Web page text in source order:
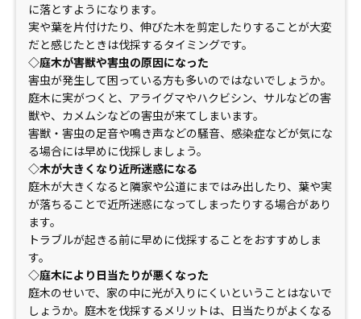
に落とすようになります。
実や葉を片付けたり、伸びた木を剪定したりすることが大変
だと感じたときは伐採するタイミングです。
◇庭木が害獣や害虫の原因になった
害虫が発生して困っている方も多いのではないでしょうか。
庭木に実がつくと、アライグマやハクビシン、サルなどの害
獣や、カメムシなどの害虫が来てしまいます。
害獣・害虫の足音や鳴き声などの騒音、感染症などが気にな
る場合には早めに伐採しましょう。
◇木が大きくなり近所迷惑になる
庭木が大きくなると隣家や公道にまではみ出したり、葉や実
が落ちることで近所迷惑になってしまったりする場合があり
ます。
トラブルが起きる前に早めに伐採することをおすすめしま
す。
◇庭木により日当たりが悪くなった
庭木のせいで、家の中に光が入りにくいということはないで
しょうか。庭木を伐採するメリットは、日当たりがよくなる